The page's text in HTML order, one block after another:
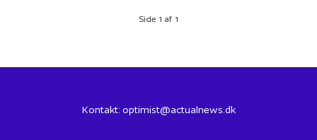
Side 1 af 1
Kontakt: optimist@actualnews.dk